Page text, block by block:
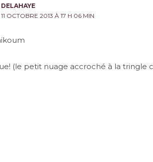
DELAHAYE
11 OCTOBRE 2013 À 17 H 06 MIN
(le petit nuage accroché à la tringle